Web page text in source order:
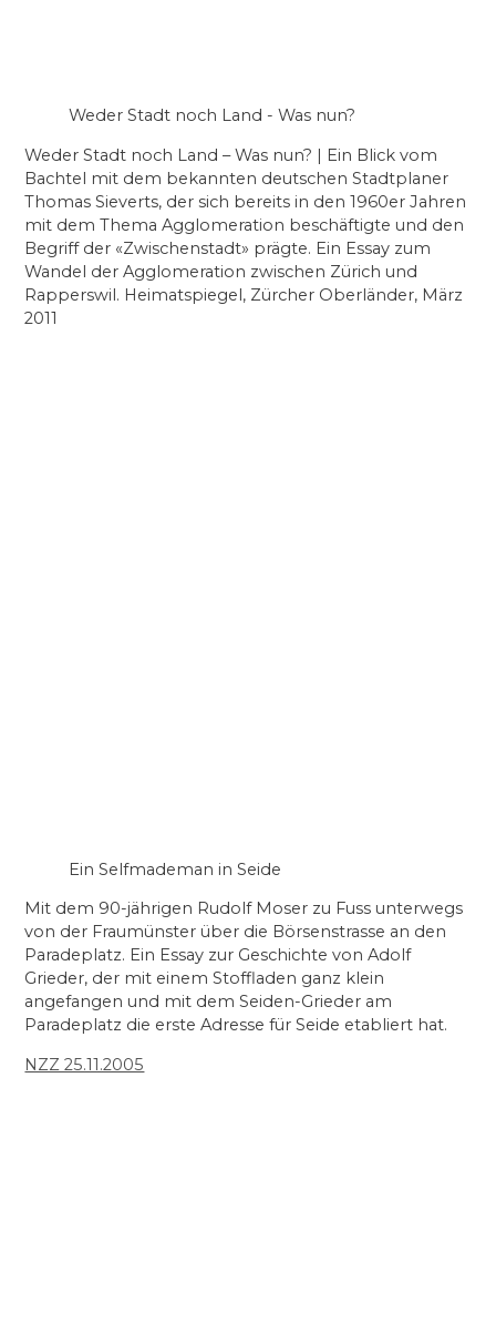
Weder Stadt noch Land - Was nun?
Weder Stadt noch Land – Was nun? | Ein Blick vom
Bachtel mit dem bekannten deutschen Stadtplaner
Thomas Sieverts, der sich bereits in den 1960er Jahren
mit dem Thema Agglomeration beschäftigte und den
Begriff der «Zwischenstadt» prägte. Ein Essay zum
Wandel der Agglomeration zwischen Zürich und
Rapperswil. Heimatspiegel, Zürcher Oberländer, März
2011
Ein Selfmademan in Seide
Mit dem 90-jährigen Rudolf Moser zu Fuss unterwegs
von der Fraumünster über die Börsenstrasse an den
Paradeplatz. Ein Essay zur Geschichte von Adolf
Grieder, der mit einem Stoffladen ganz klein
angefangen und mit dem Seiden-Grieder am
Paradeplatz die erste Adresse für Seide etabliert hat.
NZZ 25.11.2005